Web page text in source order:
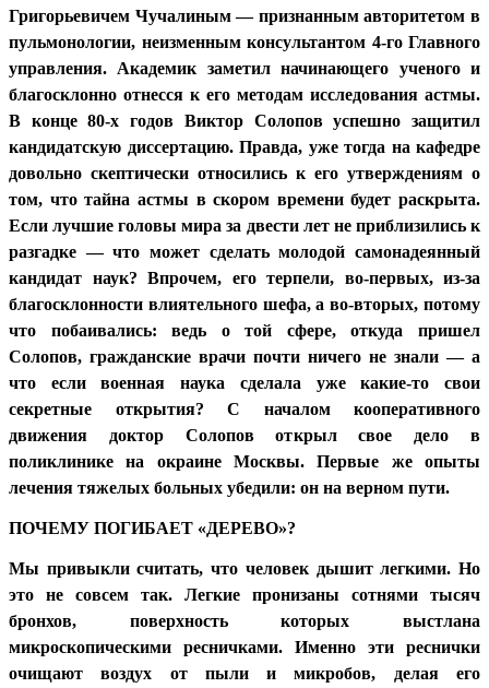
Григорьевичем Чучалиным — признанным авторитетом в
пульмонологии, неизменным консультантом 4-го Главного
управления. Академик заметил начинающего ученого и
благосклонно отнесся к его методам исследования астмы.
В конце 80-х годов Виктор Солопов успешно защитил
кандидатскую диссертацию. Правда, уже тогда на кафедре
довольно скептически относились к его утверждениям о
том, что тайна астмы в скором времени будет раскрыта.
Если лучшие головы мира за двести лет не приблизились к
разгадке — что может сделать молодой самонадеянный
кандидат наук? Впрочем, его терпели, во-первых, из-за
благосклонности влиятельного шефа, а во-вторых, потому
что побаивались: ведь о той сфере, откуда пришел
Солопов, гражданские врачи почти ничего не знали — а
что если военная наука сделала уже какие-то свои
секретные открытия? С началом кооперативного
движения доктор Солопов открыл свое дело в
поликлинике на окраине Москвы. Первые же опыты
лечения тяжелых больных убедили: он на верном пути.
ПОЧЕМУ ПОГИБАЕТ «ДЕРЕВО»?
Мы привыкли считать, что человек дышит легкими. Но
это не совсем так. Легкие пронизаны сотнями тысяч
бронхов, поверхность которых выстлана
микроскопическими ресничками. Именно эти реснички
очищают воздух от пыли и микробов, делая его